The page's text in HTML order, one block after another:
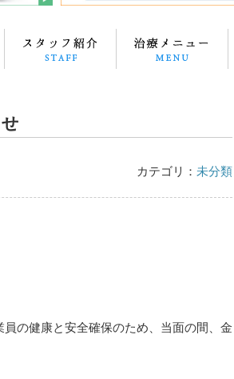
ついて
専門医・技工士のチーム医療スタッフ紹介
カテゴリ： 未分類
の健康と安全確保のため、当面の間、金